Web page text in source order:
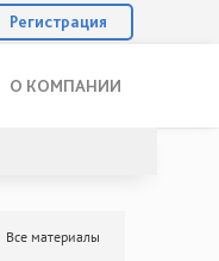
Регистрация
О КОМПАНИИ
Все материалы